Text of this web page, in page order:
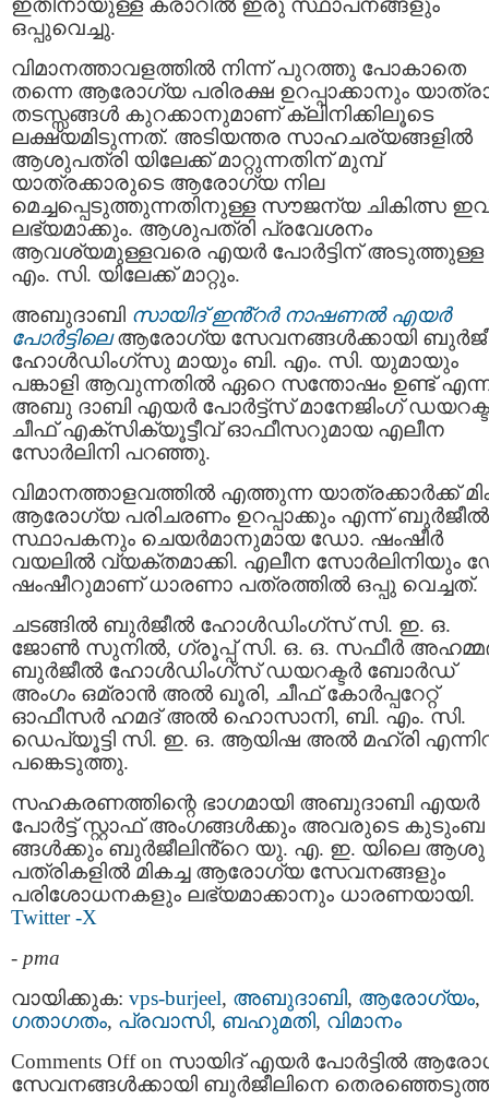
ഒപ്പുവെച്ചു.
വിമാനത്താവളത്തിൽ നിന്ന് പുറത്തു പോകാതെ
തന്നെ ആരോഗ്യ പരിരക്ഷ ഉറപ്പാക്കാനും
തടസ്സങ്ങൾ കുറക്കാനുമാണ് ക്ലിനിക്കിലൂടെ
ലക്ഷ്യമിടുന്നത്. അടിയന്തര സാഹചര്യങ്ങളിൽ
ആശുപത്രി യിലേക്ക് മാറ്റുന്നതിന് മുമ്പ്
യാത്രക്കാരുടെ ആരോഗ്യ നില
മെച്ചപ്പെടുത്തുന്നതിനുള്ള സൗജന്യ ചികിത്സ
ലഭ്യമാക്കും. ആശുപത്രി പ്രവേശനം
ആവശ്യമുള്ളവരെ എയർ പോർട്ടിന് അടുത്തുള്ള
എം. സി. യിലേക്ക് മാറ്റും.
അബുദാബി സായിദ് ഇൻ്റർ നാഷണൽ എയർ
പോർട്ടിലെആരോഗ്യ സേവനങ്ങൾക്കായി
ഹോൾഡിംഗ്‌സു മായും ബി. എം. സി. യുമായും
പങ്കാളി ആവുന്നതിൽ ഏറെ സന്തോഷം ഉണ്ട്
അബു ദാബി എയർ പോർട്ട്‌സ് മാനേജിംഗ്
ചീഫ് എക്‌സിക്യൂട്ടീവ് ഓഫീസറുമായ എലീന
സോർലിനി പറഞ്ഞു.
വിമാനത്താളവത്തിൽ എത്തുന്ന യാത്രക്കാർക്ക്
ആരോഗ്യ പരിചരണം ഉറപ്പാക്കും എന്ന് ബുർജീൽ
സ്ഥാപകനും ചെയർമാനുമായ ഡോ. ഷംഷീർ
വയലിൽ വ്യക്തമാക്കി. എലീന സോർലിനിയും
ഷംഷീറുമാണ് ധാരണാ പത്രത്തിൽ ഒപ്പു വെച്ചത്.
ചടങ്ങിൽ ബുർജീൽ ഹോൾഡിംഗ്‌സ് സി. ഇ. ഒ.
ജോൺ സുനിൽ, ഗ്രൂപ്പ് സി. ഒ. ഒ. സഫീർ
ബുർജീൽ ഹോൾഡിംഗ്‌സ് ഡയറക്ടർ ബോർഡ്
അംഗം ഒമ്രാൻ അൽ ഖൂരി, ചീഫ് കോർപ്പറേറ്റ്
ഓഫീസർ ഹമദ് അൽ ഹൊസാനി, ബി. എം. സി.
ഡെപ്യൂട്ടി സി. ഇ. ഒ. ആയിഷ അൽ മഹ്‌രി
പങ്കെടുത്തു.
സഹകരണത്തിന്റെ ഭാഗമായി അബുദാബി എയർ
പോർട്ട് സ്റ്റാഫ് അംഗങ്ങൾക്കും അവരുടെ കുടുംബ
ങ്ങൾക്കും ബുർജീലിൻ്റെ യു. എ. ഇ. യിലെ ആശു
പത്രികളിൽ മികച്ച ആരോഗ്യ സേവനങ്ങളും
പരിശോധനകളും ലഭ്യമാക്കാനും ധാരണയായി.
Twitter -X
- pma
വായിക്കുക: vps-burjeel, അബുദാബി, ആരോഗ്യം,
ഗതാഗതം, പ്രവാസി, ബഹുമതി, വിമാനം
Comments Offon സായിദ് എയർ പോർട്ടിൽ
സേവനങ്ങൾക്കായി ബുർജീലിനെ